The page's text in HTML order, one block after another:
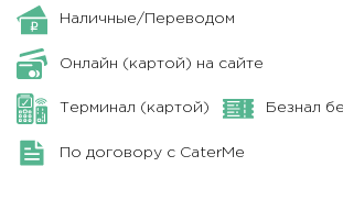
Наличные/Переводом
Онлайн (картой) на сайте
Терминал (картой) Безнал
По договору с CaterMe